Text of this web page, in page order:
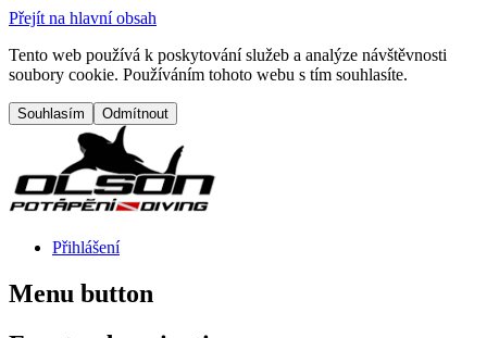
Přejít na hlavní obsah
Tento web používá k poskytování služeb a analýze návštěvnosti
soubory cookie. Používáním tohoto webu s tím souhlasíte.
Přihlášení
Menu button